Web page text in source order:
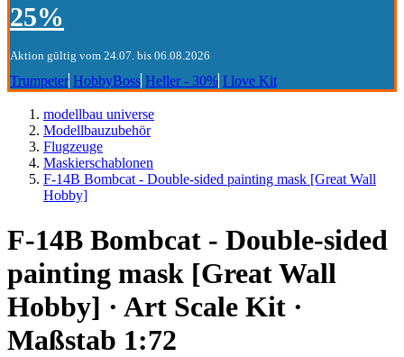
25%
Aktion gültig vom 24.07. bis 06.08.2026
Trumpeter HobbyBoss Heller - 30% I love Kit
modellbau universe
Modellbauzubehör
Flugzeuge
Maskierschablonen
F-14B Bombcat - Double-sided painting mask [Great Wall
Hobby]
F-14B Bombcat - Double-sided
painting mask [Great Wall
Hobby] · Art Scale Kit ·
Maßstab 1:72